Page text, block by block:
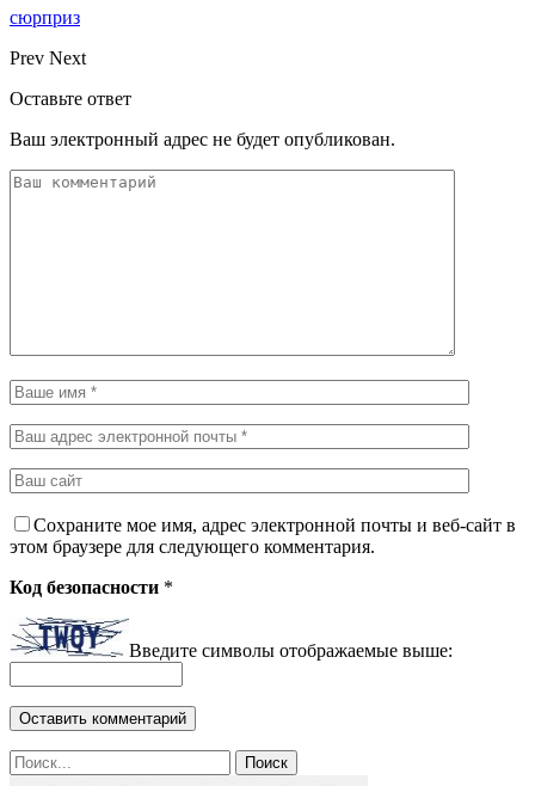
сюрприз
Prev Next
Оставьте ответ
Ваш электронный адрес не будет опубликован.
Сохраните мое имя, адрес электронной почты и веб-сайт в
этом браузере для следующего комментария.
Код безопасности *
Введите символы отображаемые выше: